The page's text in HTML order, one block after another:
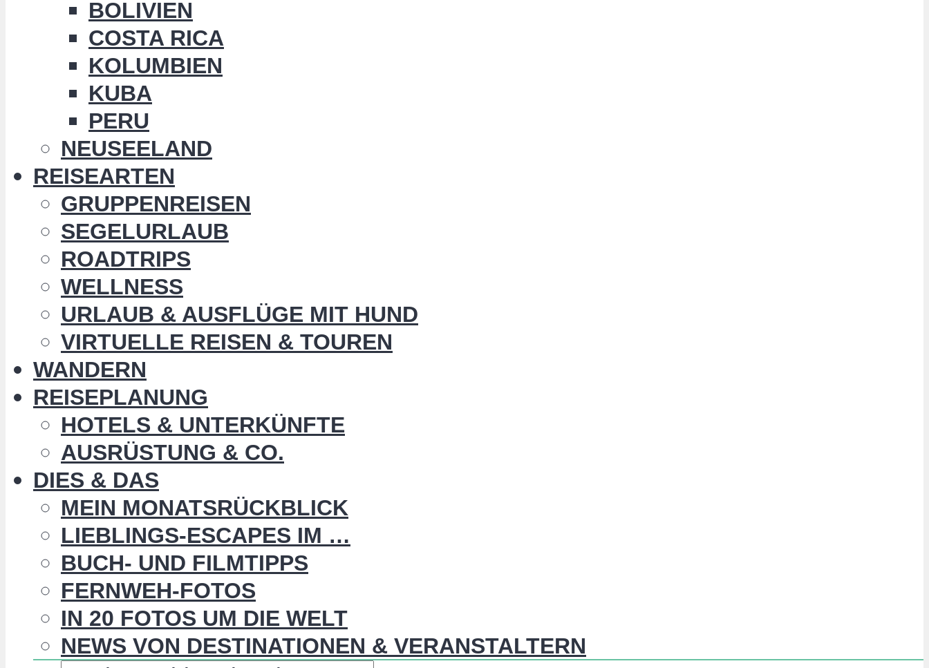
BOLIVIEN
COSTA RICA
KOLUMBIEN
KUBA
PERU
NEUSEELAND
REISEARTEN
GRUPPENREISEN
SEGELURLAUB
ROADTRIPS
WELLNESS
URLAUB & AUSFLÜGE MIT HUND
VIRTUELLE REISEN & TOUREN
WANDERN
REISEPLANUNG
HOTELS & UNTERKÜNFTE
AUSRÜSTUNG & CO.
DIES & DAS
MEIN MONATSRÜCKBLICK
LIEBLINGS-ESCAPES IM …
BUCH- UND FILMTIPPS
FERNWEH-FOTOS
IN 20 FOTOS UM DIE WELT
NEWS VON DESTINATIONEN & VERANSTALTERN